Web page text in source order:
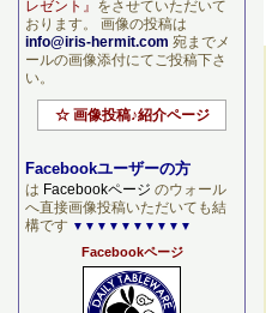
レゼント』 をさせていただいて
おります。 画像の投稿は
info@iris-hermit.com 宛までメ
ールの画像添付にてご投稿下さ
い。
☆ 画像投稿♪紹介ページ
Facebookユーザーの方
は Facebookページ のウォール
へ直接画像投稿いただいても結
構です ▼▼▼▼▼▼▼▼▼▼
Facebookページ